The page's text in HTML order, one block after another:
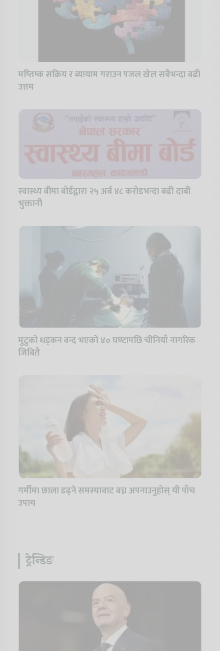
मष्तिष्क सक्रिय र ब्यायाम गराउन पजल खेल सबैभन्दा बढी
उत्तम
स्वास्थ्य बीमा बोर्डद्वारा २५ अर्ब ४८ करोडभन्दा बढी दाबी
भुक्तानी
मुटुको धड्कन बन्द भएको ४० घण्टापछि चीनियाँ नागरिक
जिबितै
गर्मीमा छाला डढ्ने समस्यावाट बच्न अपनाउनुहोस् यी पाँच
उपाय
ट्रेन्डिङ